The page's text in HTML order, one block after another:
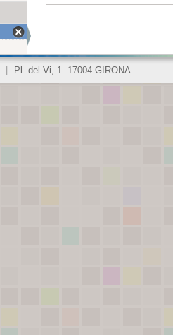
Pl. del Vi, 1. 17004 GIRONA